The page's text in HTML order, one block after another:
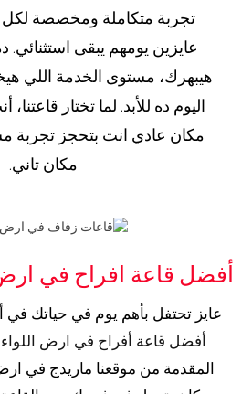
تجربة متكاملة ومخصصة
عايزين يومهم يبقى استثنائي.
هيبهرك، مستوى الخدمة اللي
اليوم ده للأبد. لما تختار
مكان عادي انت بتحجز
مكان تاني.
أفضل قاعة افراح في ارض
عايز تحتفل بأهم يوم في حياتك
أفضل قاعة أفراح في ارض اللواء
المقدمة من موقعنا ماريدج في